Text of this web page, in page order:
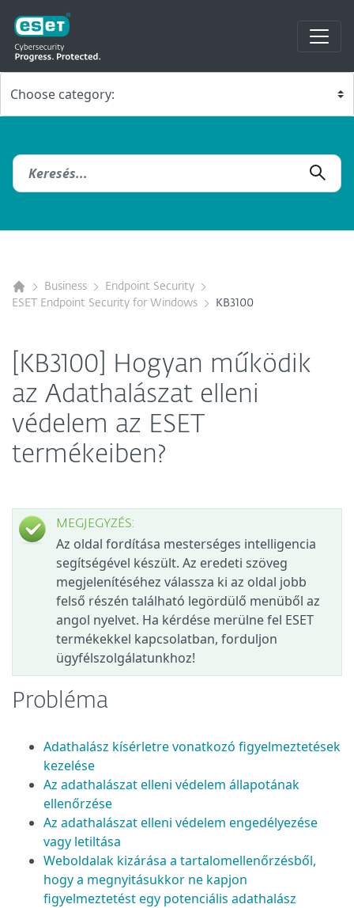
Business
Endpoint Security
ESET Endpoint Security for Windows
KB3100
[KB3100] Hogyan működik
az Adathalászat elleni
védelem az ESET
termékeiben?
MEGJEGYZÉS:
Az oldal fordítása mesterséges intelligencia
segítségével készült. Az eredeti szöveg
megjelenítéséhez válassza ki az oldal jobb
felső részén található legördülő menüből az
angol nyelvet. Ha kérdése merülne fel ESET
termékekkel kapcsolatban, forduljon
ügyfélszolgálatunkhoz!
Probléma
Adathalász kísérletre vonatkozó figyelmeztetések
kezelése
Az adathalászat elleni védelem állapotának
ellenőrzése
Az adathalászat elleni védelem engedélyezése
vagy letiltása
Weboldalak kizárása a tartalomellenőrzésből,
hogy a megnyitásukkor ne kapjon
figyelmeztetést egy potenciális adathalász